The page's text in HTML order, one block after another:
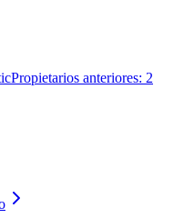
Propietarios anteriores: 2